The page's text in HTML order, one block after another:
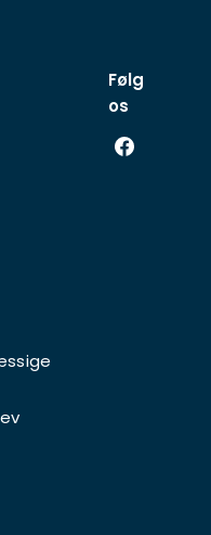
Følg
os